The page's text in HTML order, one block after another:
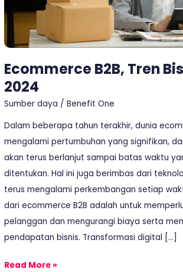
Ecommerce B2B, Tren
2024
Sumber daya /Benefit One
Dalam beberapa tahun terakhir, dunia
mengalami pertumbuhan yang signifikan,
akan terus berlanjut sampai batas waktu
ditentukan. Hal ini juga berimbas dari
terus mengalami perkembangan setiap
dari ecommerce B2B adalah untuk
pelanggan dan mengurangi biaya serta
pendapatan bisnis. Transformasi digital […]
Read More »